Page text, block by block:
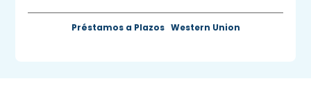
Préstamos a Plazos Western Union